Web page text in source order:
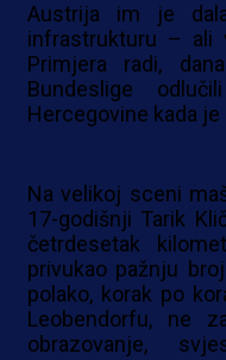
Austrija im je
infrastrukturu – ali
Primjera radi,
Bundeslige
Hercegovine kada
Na velikoj sceni
17-godišnji Tarik
četrdesetak
privukao pažnju
polako, korak po
Leobendorfu, ne
obrazovanje,